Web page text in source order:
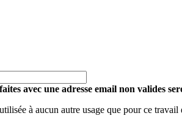
avec une adresse email non valides
à aucun autre usage que pour ce travail